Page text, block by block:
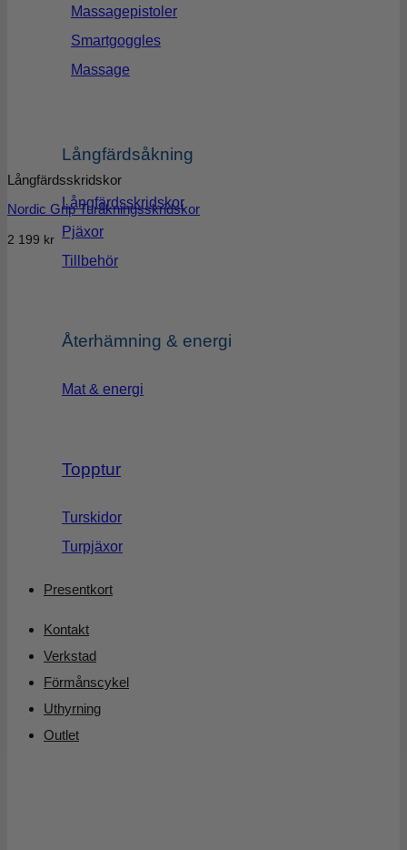
Massagepistoler
Smartgoggles
Massage
Långfärdsåkning
Långfärdsskridskor
Pjäxor
Tillbehör
Återhämning & energi
Mat & energi
Topptur
Turskidor
Turpjäxor
Presentkort
Kontakt
Verkstad
Förmånscykel
Uthyrning
Outlet
Långfärdsskridskor
Nordic Grip Turåkningsskridskor
2 199 kr